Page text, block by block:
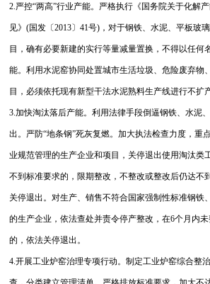
2.严控“两高”行业产能。严格执行《国务院关于化解
见》(国发〔2013〕41号)，对于钢铁、水泥、平板玻
目，确有必要新建的实行等量减量置换，不得以任何
能。利用水泥窑协同处置城市生活垃圾、危险废弃物
目，必须依托现有新型干法水泥熟料生产线进行不扩
3.加快淘汰落后产能。利用法律手段倒逼钢铁、水泥
出。严防“地条钢”死灰复燃。加大执法检查力度，重
业规范管理的生产企业和项目，关停退出使用淘汰类
不到标准要求的，限期整改，不整改或整改后仍达不
关停退出。对生产、销售不符合国家强制性标准钢铁
的生产企业，依法查处并责令停产整改，在6个月内
的，依法关停退出。
4.开展工业炉窑治理专项行动。制定工业炉窑综合整